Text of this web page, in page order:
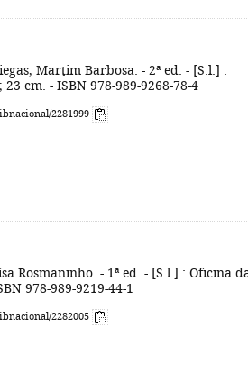
Martim Barbosa. - 2ª ed. - [S.l.] :
cm. - ISBN 978-989-9268-78-4
2281999
Rosmaninho. - 1ª ed. - [S.l.] : Oficina
978-989-9219-44-1
2282005